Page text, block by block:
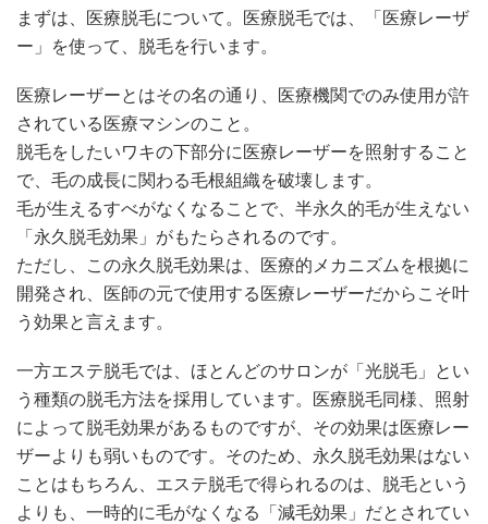
まずは、医療脱毛について。医療脱毛では、「医療レーザ
ー」を使って、脱毛を行います。
医療レーザーとはその名の通り、医療機関でのみ使用が許
されている医療マシンのこと。
脱毛をしたいワキの下部分に医療レーザーを照射すること
で、毛の成長に関わる毛根組織を破壊します。
毛が生えるすべがなくなることで、半永久的毛が生えない
「永久脱毛効果」がもたらされるのです。
ただし、この永久脱毛効果は、医療的メカニズムを根拠に
開発され、医師の元で使用する医療レーザーだからこそ叶
う効果と言えます。
一方エステ脱毛では、ほとんどのサロンが「光脱毛」とい
う種類の脱毛方法を採用しています。医療脱毛同様、照射
によって脱毛効果があるものですが、その効果は医療レー
ザーよりも弱いものです。そのため、永久脱毛効果はない
ことはもちろん、エステ脱毛で得られるのは、脱毛という
よりも、一時的に毛がなくなる「減毛効果」だとされてい